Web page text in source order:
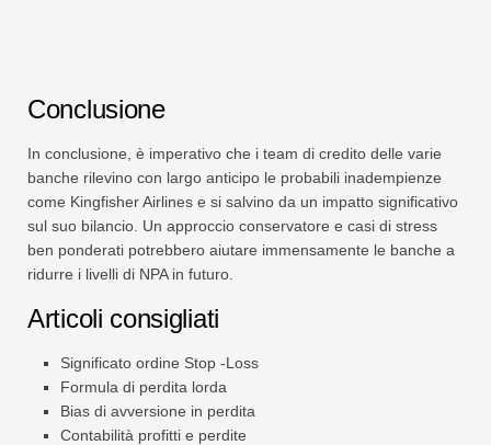
Conclusione
In conclusione, è imperativo che i team di credito delle varie
banche rilevino con largo anticipo le probabili inadempienze
come Kingfisher Airlines e si salvino da un impatto significativo
sul suo bilancio. Un approccio conservatore e casi di stress
ben ponderati potrebbero aiutare immensamente le banche a
ridurre i livelli di NPA in futuro.
Articoli consigliati
Significato ordine Stop -Loss
Formula di perdita lorda
Bias di avversione in perdita
Contabilità profitti e perdite